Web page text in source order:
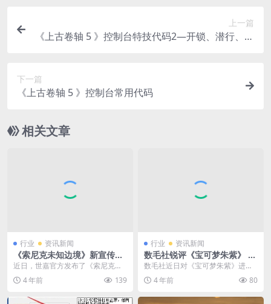
上一篇
《上古卷轴 5 》控制台特技代码2—开锁、潜行、偷
下一篇
《上古卷轴 5 》控制台常用代码
相关文章
行业 资讯新闻
《索尼克未知边境》新宣传片
明年将上线大型免费更新
近日，世嘉官方发布了《索尼克：
未知边境》的最新宣传视频“Speed
Strats...
4 年前 139
行业 资讯新闻
数毛社锐评《宝可梦朱紫》 视
觉效果与性能表现极差
数毛社近日对《宝可梦朱紫》进行
了技术评测，指出了该作的缺点和
不足。 总体来看，游...
4 年前 80